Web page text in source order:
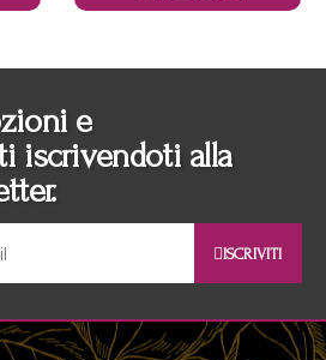
e
iscrivendoti alla
ISCRIVITI